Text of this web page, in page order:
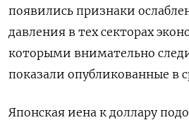
появились признаки
давления в тех секторах
которыми внимательно
показали опубликованные в
Японская иена к доллару